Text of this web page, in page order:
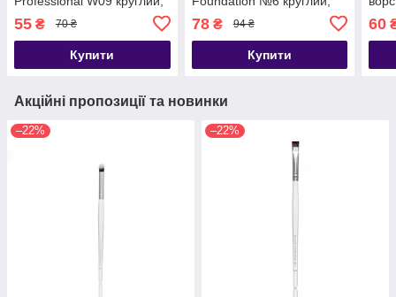
55 ₴ 70 ₴
Купити
78₴ 94 ₴
Купити
60
Акційні пропозиції та новинки
–22% –22%